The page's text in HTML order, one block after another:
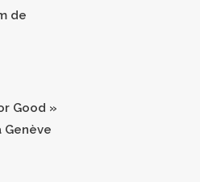
de
Good »
Genève